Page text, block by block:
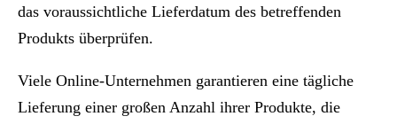
das voraussichtliche Lieferdatum des betreffenden
Produkts überprüfen.
Viele Online-Unternehmen garantieren eine tägliche
Lieferung einer großen Anzahl ihrer Produkte, die